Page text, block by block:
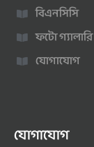
বিএনসিসি
ফটো গ্যালারি
যোগাযোগ
যোগাযোগ